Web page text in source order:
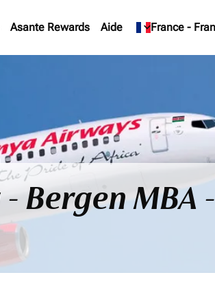
Asante Rewards Aide France -
keyboard_arrow_down
Bergen MBA -